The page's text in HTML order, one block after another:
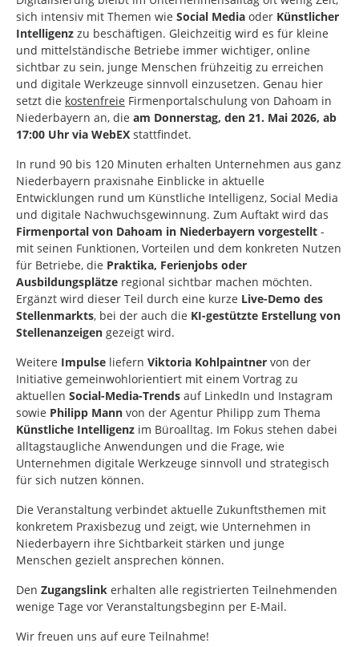
sich intensiv mit Themen wie Social Media oder Künstlicher
Intelligenz zu beschäftigen. Gleichzeitig wird es für kleine
und mittelständische Betriebe immer wichtiger, online
sichtbar zu sein, junge Menschen frühzeitig zu erreichen
und digitale Werkzeuge sinnvoll einzusetzen. Genau hier
setzt die kostenfreie Firmenportalschulung von Dahoam in
Niederbayern an, die am Donnerstag, den 21. Mai 2026, ab
17:00 Uhr via WebEX stattfindet.
In rund 90 bis 120 Minuten erhalten Unternehmen aus ganz
Niederbayern praxisnahe Einblicke in aktuelle
Entwicklungen rund um Künstliche Intelligenz, Social Media
und digitale Nachwuchsgewinnung. Zum Auftakt wird das
Firmenportal von Dahoam in Niederbayern vorgestellt -
mit seinen Funktionen, Vorteilen und dem konkreten Nutzen
für Betriebe, die Praktika, Ferienjobs oder
Ausbildungsplätze regional sichtbar machen möchten.
Ergänzt wird dieser Teil durch eine kurze Live-Demo des
Stellenmarkts, bei der auch die KI-gestützte Erstellung von
Stellenanzeigen gezeigt wird.
Weitere Impulse liefern Viktoria Kohlpaintner von der
Initiative gemeinwohlorientiert mit einem Vortrag zu
aktuellen Social-Media-Trends auf LinkedIn und Instagram
sowie Philipp Mann von der Agentur Philipp zum Thema
Künstliche Intelligenz im Büroalltag. Im Fokus stehen dabei
alltagstaugliche Anwendungen und die Frage, wie
Unternehmen digitale Werkzeuge sinnvoll und strategisch
für sich nutzen können.
Die Veranstaltung verbindet aktuelle Zukunftsthemen mit
konkretem Praxisbezug und zeigt, wie Unternehmen in
Niederbayern ihre Sichtbarkeit stärken und junge
Menschen gezielt ansprechen können.
Den Zugangslink erhalten alle registrierten Teilnehmenden
wenige Tage vor Veranstaltungsbeginn per E-Mail.
Wir freuen uns auf eure Teilnahme!